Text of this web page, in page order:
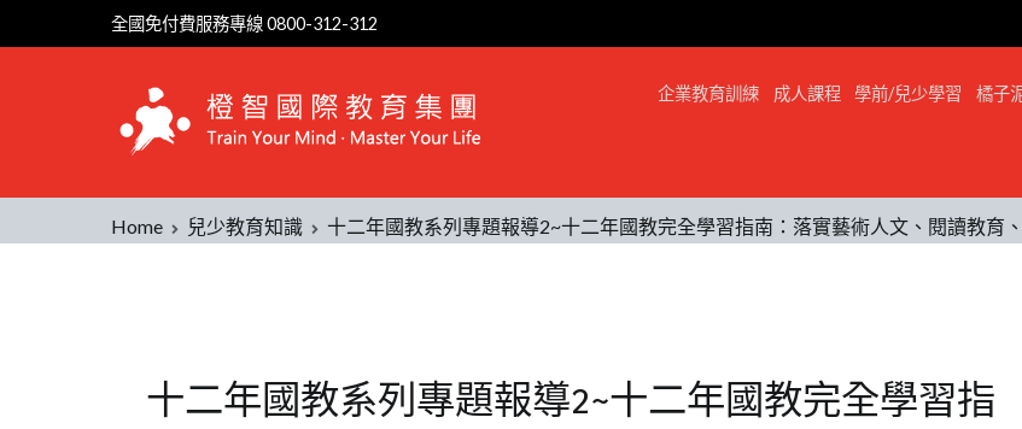
全國免付費服務專線 0800-312-312
企業教育訓練 成人課程 學前/兒少學習 橘子
Home 兒少教育知識 十二年國教系列專題報導2~十二年國教完全學習指南：落實藝術人文、閱讀教育
十二年國教系列專題報導2~十二年國教完全學習指